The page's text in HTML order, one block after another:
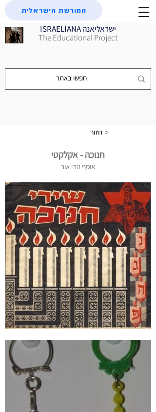
ISRAELIANA ישראליאנה
The Educational Project
המורשת הישראלית
חזור >
חנוכה - אקלקטי
אוסף הדי אור